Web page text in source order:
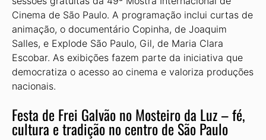
Cinema de São Paulo. A programação inclui curtas de
animação, o documentário Copinha, de Joaquim
Salles, e Explode São Paulo, Gil, de Maria Clara
Escobar. As exibições fazem parte da iniciativa que
democratiza o acesso ao cinema e valoriza produções
nacionais.
Festa de Frei Galvão no Mosteiro da Luz – fé,
cultura e tradição no centro de São Paulo